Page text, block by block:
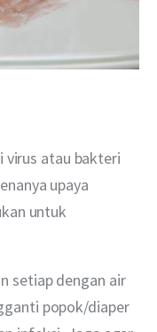
virus atau bakteri
upaya
untuk
setiap dengan air
popok/diaper